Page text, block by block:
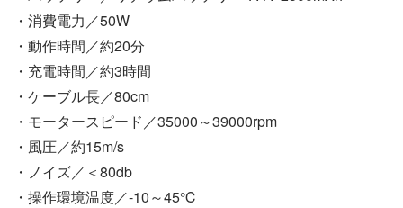
・消費電力／50W
・動作時間／約20分
・充電時間／約3時間
・ケーブル長／80cm
・モータースピード／35000～39000rpm
・風圧／約15m/s
・ノイズ／＜80db
・操作環境温度／-10～45℃